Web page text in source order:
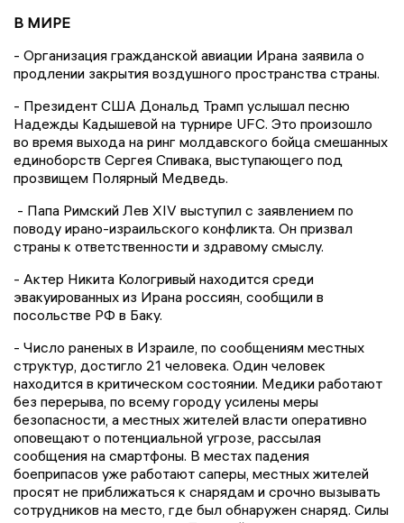
В МИРЕ
- Организация гражданской авиации Ирана заявила о
продлении закрытия воздушного пространства страны.
- Президент США Дональд Трамп услышал песню
Надежды Кадышевой на турнире UFC. Это произошло
во время выхода на ринг молдавского бойца смешанных
единоборств Сергея Спивака, выступающего под
прозвищем Полярный Медведь.
- Папа Римский Лев XIV выступил с заявлением по
поводу ирано-израильского конфликта. Он призвал
страны к ответственности и здравому смыслу.
- Актер Никита Кологривый находится среди
эвакуированных из Ирана россиян, сообщили в
посольстве РФ в Баку.
- Число раненых в Израиле, по сообщениям местных
структур, достигло 21 человека. Один человек
находится в критическом состоянии. Медики работают
без перерыва, по всему городу усилены меры
безопасности, а местных жителей власти оперативно
оповещают о потенциальной угрозе, рассылая
сообщения на смартфоны. В местах падения
боеприпасов уже работают саперы, местных жителей
просят не приближаться к снарядам и срочно вызывать
сотрудников на место, где был обнаружен снаряд. Силы